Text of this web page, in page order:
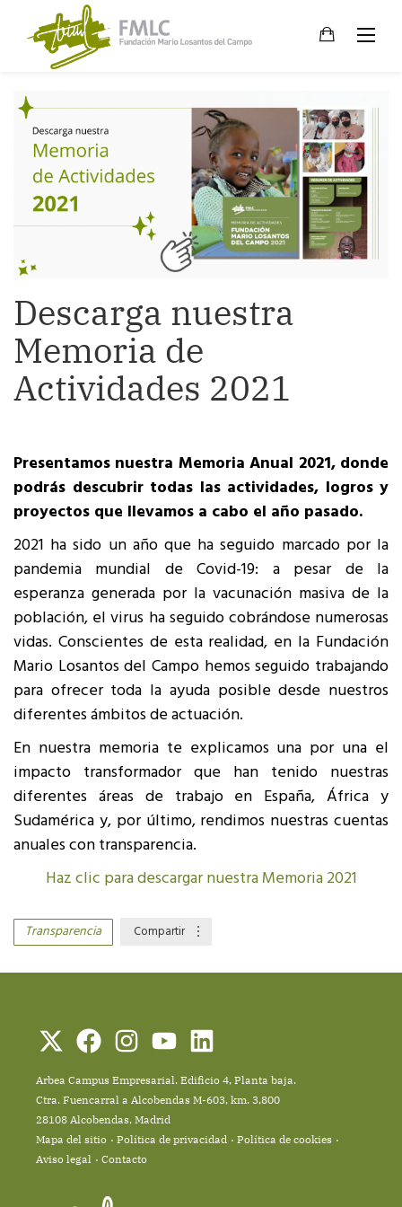
content
Descarga nuestra
Memoria de
Actividades 2021
Presentamos nuestra Memoria Anual 2021, donde
podrás descubrir todas las actividades, logros y
proyectos que llevamos a cabo el año pasado.
2021 ha sido un año que ha seguido marcado por la
pandemia mundial de Covid-19: a pesar de la
esperanza generada por la vacunación masiva de la
población, el virus ha seguido cobrándose numerosas
vidas. Conscientes de esta realidad, en la Fundación
Mario Losantos del Campo hemos seguido trabajando
para ofrecer toda la ayuda posible desde nuestros
diferentes ámbitos de actuación.
En nuestra memoria te explicamos una por una el
impacto transformador que han tenido nuestras
diferentes áreas de trabajo en España, África y
Sudamérica y, por último, rendimos nuestras cuentas
anuales con transparencia.
Haz clic para descargar nuestra Memoria 2021
Transparencia Compartir
Arbea Campus Empresarial. Edificio 4, Planta baja.
Ctra. Fuencarral a Alcobendas M-603, km. 3,800
28108 Alcobendas, Madrid
Mapa del sitio
Política de privacidad
Política de cookies
Aviso legal
Contacto